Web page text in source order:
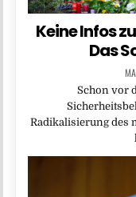
Keine Infos
Das
Schon vor
Radikalisierung des